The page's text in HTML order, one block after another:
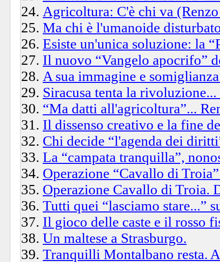
Agricoltura: C'è chi va
Ma chi è l'umanoide
Esiste un'unica soluzione: la
Il nuovo “Vangelo apocrifo”
A sua immagine e
Siracusa tenta la
“Ma datti all'agricoltura”...
Il dissenso creativo e la fine
Chi decide “l'agenda dei
La “campata tranquilla”,
Operazione “Cavallo di
Operazione Cavallo di Troia.
Tutti quei “lasciamo stare...”
Il gioco delle caste e il rosso
Un maltese a Strasburgo.
Tranquilli Montalbano resta.